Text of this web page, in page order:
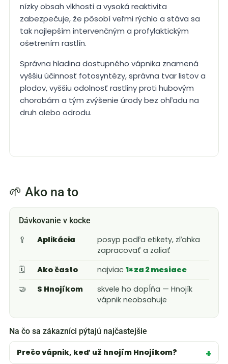
nízky obsah vlkhosti a vysoká reaktivita
zabezpečuje, že pôsobí veľmi rýchlo a stáva sa
tak najlepším intervenčným a profylaktickým
ošetrením rastlín.
Správna hladina dostupného vápnika znamená
vyššiu účinnosť fotosyntézy, správna tvar listov a
plodov, vyššiu odolnosť rastliny proti hubovým
chorobám a tým zvýšenie úrody bez ohľadu na
druh alebo odrodu.
🌱 Ako na to
Dávkovanie v kocke
🥄 Aplikácia
posyp podľa etikety, zľahka
zapracovať a zaliať
🗓️
Ako často najviac 1× za 2 mesiace
🤝
S Hnojíkom
skvele ho dopĺňa — Hnojík
vápnik neobsahuje
Na čo sa zákazníci pýtajú najčastejšie
Prečo vápnik, keď už hnojím Hnojíkom?